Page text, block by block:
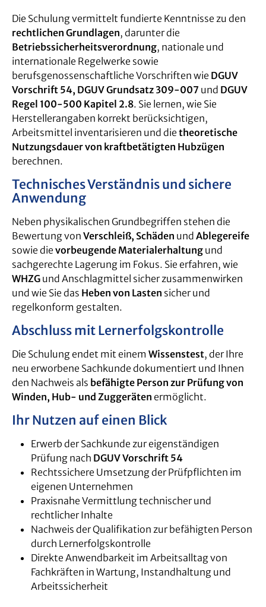
Die Schulung vermittelt fundierte Kenntnisse zu den
rechtlichen Grundlagen, darunter die
Betriebssicherheitsverordnung, nationale und
internationale Regelwerke sowie
berufsgenossenschaftliche Vorschriften wie DGUV
Vorschrift 54, DGUV Grundsatz 309-007 und DGUV
Regel 100-500 Kapitel 2.8. Sie lernen, wie Sie
Herstellerangaben korrekt berücksichtigen,
Arbeitsmittel inventarisieren und die theoretische
Nutzungsdauer von kraftbetätigten Hubzügen
berechnen.
Technisches Verständnis und sichere
Anwendung
Neben physikalischen Grundbegriffen stehen die
Bewertung von Verschleiß, Schäden und Ablegereife
sowie die vorbeugende Materialerhaltung und
sachgerechte Lagerung im Fokus. Sie erfahren, wie
WHZG und Anschlagmittel sicher zusammenwirken
und wie Sie das Heben von Lasten sicher und
regelkonform gestalten.
Abschluss mit Lernerfolgskontrolle
Die Schulung endet mit einem Wissenstest, der Ihre
neu erworbene Sachkunde dokumentiert und Ihnen
den Nachweis als befähigte Person zur Prüfung von
Winden, Hub- und Zuggeräten ermöglicht.
Ihr Nutzen auf einen Blick
Erwerb der Sachkunde zur eigenständigen
Prüfung nach DGUV Vorschrift 54
Rechtssichere Umsetzung der Prüfpflichten im
eigenen Unternehmen
Praxisnahe Vermittlung technischer und
rechtlicher Inhalte
Nachweis der Qualifikation zur befähigten Person
durch Lernerfolgskontrolle
Direkte Anwendbarkeit im Arbeitsalltag von
Fachkräften in Wartung, Instandhaltung und
Arbeitssicherheit